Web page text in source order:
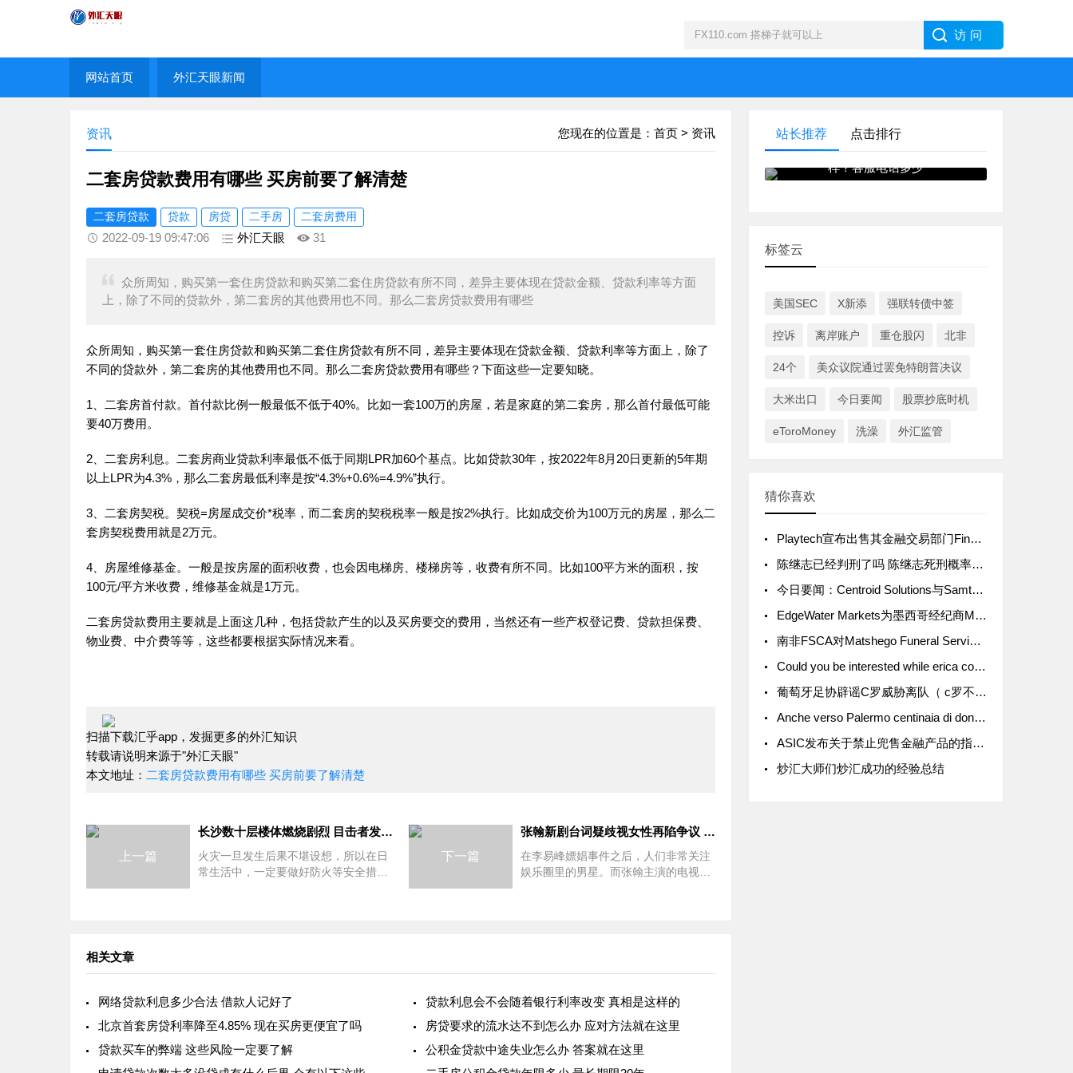
网站首页 外汇天眼新闻
您现在的位置是： 首页 > 资讯
资讯
二套房贷款费用有哪些 买房前要了解清楚
二套房贷款 贷款 房贷 二手房 二套房费用
2022-09-19 09:47:06 外汇天眼 31
众所周知，购买第一套住房贷款和购买第二套住房贷款有所不同，差异主要体现在贷款金额、贷款利率等方面
上，除了不同的贷款外，第二套房的其他费用也不同。那么二套房贷款费用有哪些
众所周知，购买第一套住房贷款和购买第二套住房贷款有所不同，差异主要体现在贷款金额、贷款利率等方面上，除了
不同的贷款外，第二套房的其他费用也不同。那么二套房贷款费用有哪些？下面这些一定要知晓。
1、二套房首付款。首付款比例一般最低不低于40%。比如一套100万的房屋，若是家庭的第二套房，那么首付最低可能
要40万费用。
2、二套房利息。二套房商业贷款利率最低不低于同期LPR加60个基点。比如贷款30年，按2022年8月20日更新的5年期
以上LPR为4.3%，那么二套房最低利率是按“4.3%+0.6%=4.9%”执行。
3、二套房契税。契税=房屋成交价*税率，而二套房的契税税率一般是按2%执行。比如成交价为100万元的房屋，那么二
套房契税费用就是2万元。
4、房屋维修基金。一般是按房屋的面积收费，也会因电梯房、楼梯房等，收费有所不同。比如100平方米的面积，按
100元/平方米收费，维修基金就是1万元。
二套房贷款费用主要就是上面这几种，包括贷款产生的以及买房要交的费用，当然还有一些产权登记费、贷款担保费、
物业费、中介费等等，这些都要根据实际情况来看。
扫描下载汇乎app，发掘更多的外汇知识
转载请说明来源于"外汇天眼"
本文地址： 二套房贷款费用有哪些 买房前要了解清楚
上一篇
长沙数十层楼体燃烧剧烈 目击者发声称浓烟升起很可怕
火灾一旦发生后果不堪设想，所以在日
常生活中，一定要做好防火等安全措
下一篇
张翰新剧台词疑歧视女性再陷争议 网友纷纷呼吁“下架”
在李易峰嫖娼事件之后，人们非常关注
娱乐圈里的男星。而张翰主演的电视剧
相关文章
网络贷款利息多少合法 借款人记好了
贷款利息会不会随着银行利率改变 真相是这样的
北京首套房贷利率降至4.85% 现在买房更便宜了吗
房贷要求的流水达不到怎么办 应对方法就在这里
贷款买车的弊端 这些风险一定要了解
公积金贷款中途失业怎么办 答案就在这里
站长推荐
点击排行
IB · 盈透证券外汇交易商怎么
样？客服电话多少
标签云
美国SEC X新添 强联转债中签
控诉 离岸账户 重仓股闪 北非
24个 美众议院通过罢免特朗普决议
大米出口 今日要闻 股票抄底时机
eToroMoney 洗澡 外汇监管
猜你喜欢
Playtech宣布出售其金融交易部门Finalto
陈继志已经判刑了吗 陈继志死刑概率其家里有多少钱
今日要闻：Centroid Solutions与Samtrade FX建立战略合作；金融委员会警告虚假交易商GS4 Trade；南非FSCA对Ithala Capital Investments发出警
EdgeWater Markets为墨西哥经纪商Masari提供白标技术支持
南非FSCA对Matshego Funeral Services (Pty) Ltd发出警告
Could you be interested while erica covers up up against cybersecurity dangers?
葡萄牙足协辟谣C罗威胁离队（ c罗不曾遭到威胁）
Anche verso Palermo centinaia di donne sposate si sentono insoddisfatte del loro sposalizio
ASIC发布关于禁止兜售金融产品的指导意见
炒汇大师们炒汇成功的经验总结